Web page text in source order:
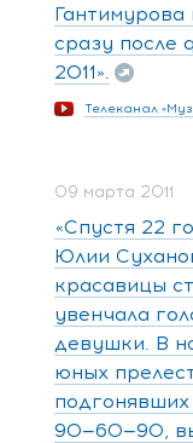
сразу после
2011».
Телеканал
09 марта 2011
«Спустя 22
Юлии
красавицы
увенчала
девушки. В
юных
90—60—90,